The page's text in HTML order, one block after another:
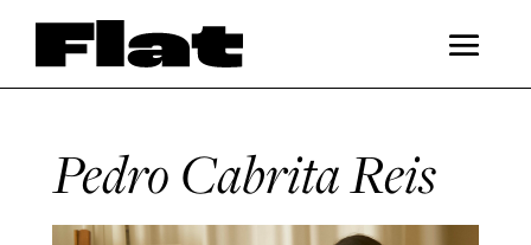
Pedro Cabrita Reis